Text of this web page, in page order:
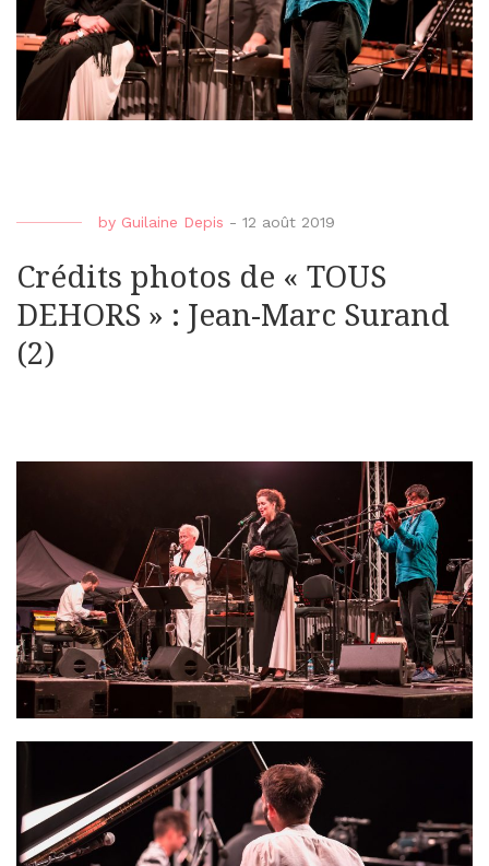
by Guilaine Depis - 12 août 2019
Crédits photos de « TOUS
DEHORS » : Jean-Marc Surand
(2)